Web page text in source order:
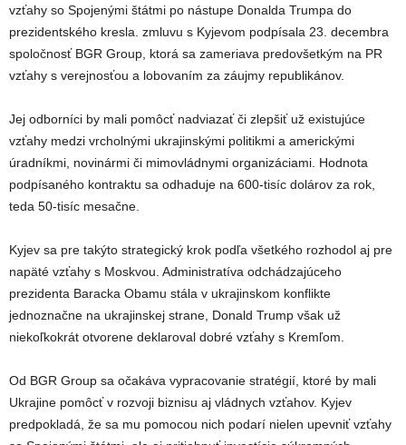
vzťahy so Spojenými štátmi po nástupe Donalda Trumpa do
prezidentského kresla. zmluvu s Kyjevom podpísala 23. decembra
spoločnosť BGR Group, ktorá sa zameriava predovšetkým na PR
vzťahy s verejnosťou a lobovaním za záujmy republikánov.
Jej odborníci by mali pomôcť nadviazať či zlepšiť už existujúce
vzťahy medzi vrcholnými ukrajinskými politikmi a americkými
úradníkmi, novinármi či mimovládnymi organizáciami. Hodnota
podpísaného kontraktu sa odhaduje na 600-tisíc dolárov za rok,
teda 50-tisíc mesačne.
Kyjev sa pre takýto strategický krok podľa všetkého rozhodol aj pre
napäté vzťahy s Moskvou. Administratíva odchádzajúceho
prezidenta Baracka Obamu stála v ukrajinskom konflikte
jednoznačne na ukrajinskej strane, Donald Trump však už
niekoľkokrát otvorene deklaroval dobré vzťahy s Kremľom.
Od BGR Group sa očakáva vypracovanie stratégií, ktoré by mali
Ukrajine pomôcť v rozvoji biznisu aj vládnych vzťahov. Kyjev
predpokladá, že sa mu pomocou nich podarí nielen upevniť vzťahy